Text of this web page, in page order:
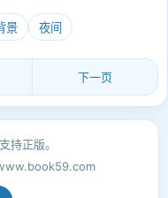
景 夜间
下一页
持正版。